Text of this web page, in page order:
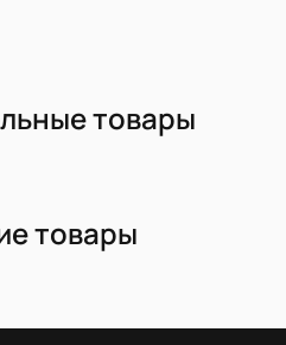
товары
товары